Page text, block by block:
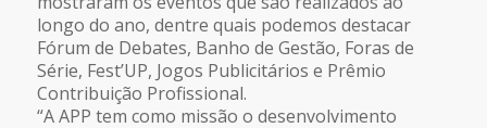
longo do ano, dentre quais podemos destacar
Fórum de Debates, Banho de Gestão, Foras de
Série, Fest’UP, Jogos Publicitários e Prêmio
Contribuição Profissional.
“A APP tem como missão o desenvolvimento